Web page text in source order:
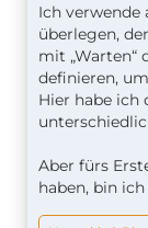
Ich verwende
überlegen,
mit „Warten“
definieren,
Hier habe ich
Aber fürs
haben, bin